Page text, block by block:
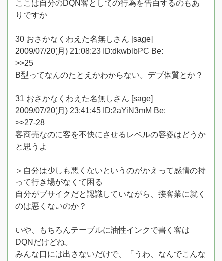
ここは自分のDQN客としての行為を告白するのもあ
りですか
30 おさかなくわえた名無しさん [sage]
2009/07/20(月) 21:08:23 ID:dkwblbPC Be:
>>25
B型ってなんのたとえかわからない。デブ体質とか？
31 おさかなくわえた名無しさん [sage]
2009/07/20(月) 23:41:45 ID:2aYiN3mM Be:
>>27-28
客商売なのに客を不快にさせるレベルの容姿はどうか
と思うよ
＞自分は少しも悪くないというのがかえって感情の持
って行き場がなくて困る
自分がブサイクだと認識していながら、接客業に就く
のは悪くないのか？
いや、もちろんテーブルに油性インクで書く客は
DQNだけどね。
みんな口には出さないだけで、「うわ、なんでこんな